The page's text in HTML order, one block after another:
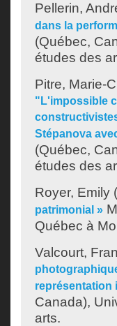
Pellerin,
dans la
(Québec,
études des
Pitre, Marie-
"L'impossible
Stépanova
(Québec,
études des
Royer, Emily
patrimonial »
Québec à
Valcourt,
représentation
Canada),
arts.